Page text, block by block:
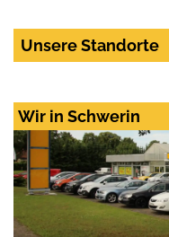
Unsere Standorte
Wir in Schwerin